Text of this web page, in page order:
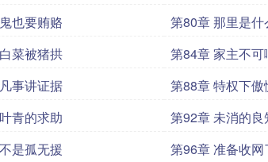
也要贿赂
第80章 那里是什
菜被猪拱
第84章 家主不可
事讲证据
第88章 特权下傲
青的求助
第92章 未消的良
是孤无援
第96章 准备收网